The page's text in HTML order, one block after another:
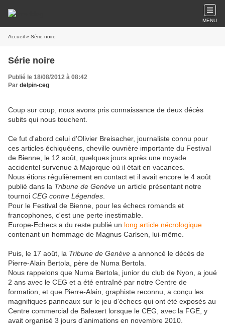
MENU
Accueil » Série noire
Série noire
Publié le 18/08/2012 à 08:42
Par delpin-ceg
Coup sur coup, nous avons pris connaissance de deux décès
subits qui nous touchent.
Ce fut d'abord celui d'Olivier Breisacher, journaliste connu pour
ces articles échiquéens, cheville ouvrière importante du Festival
de Bienne, le 12 août, quelques jours après une noyade
accidentel survenue à Majorque où il était en vacances.
Nous étions régulièrement en contact et il avait encore le 4 août
publié dans la Tribune de Genève un article présentant notre
tournoi CEG contre Légendes
Pour le Festival de Bienne, pour les échecs romands et
francophones, c'est une perte inestimable.
Europe-Echecs a du reste publié un long article nécrologique
contenant un hommage de Magnus Carlsen, lui-même.
Puis, le 17 août, la Tribune de Genève a annoncé le décès de
Pierre-Alain Bertola, père de Numa Bertola.
Nous rappelons que Numa Bertola, junior du club de Nyon, a joué
2 ans avec le CEG et a été entraîné par notre Centre de
formation, et que Pierre-Alain, graphiste reconnu, a conçu les
magnifiques panneaux sur le jeu d'échecs qui ont été exposés au
Centre commercial de Balexert lorsque le CEG, avec la FGE, y
avait organisé 3 jours d'animations en novembre 2010.